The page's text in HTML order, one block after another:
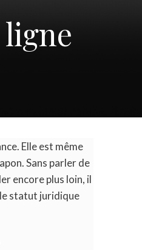
Elle est même
Sans parler de
encore plus loin, il
statut juridique